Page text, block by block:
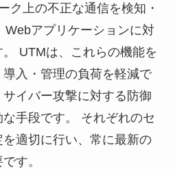
ク上の不正な通信を検知・
Webアプリケーションに対
UTMは、これらの機能を
入・管理の負荷を軽減で
イバー攻撃に対する防御
手段です。 それぞれのセ
適切に行い、常に最新の
す。